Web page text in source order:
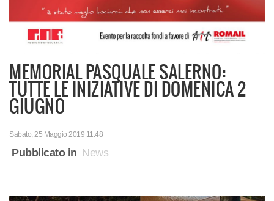
MEMORIAL PASQUALE SALERNO:
TUTTE LE INIZIATIVE DI DOMENICA 2
GIUGNO
Sabato, 25 Maggio 2019 11:48
Pubblicato in News